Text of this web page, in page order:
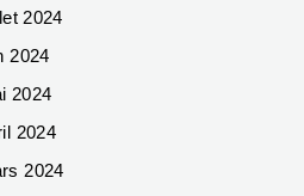
2024
2024
2024
2024
2024